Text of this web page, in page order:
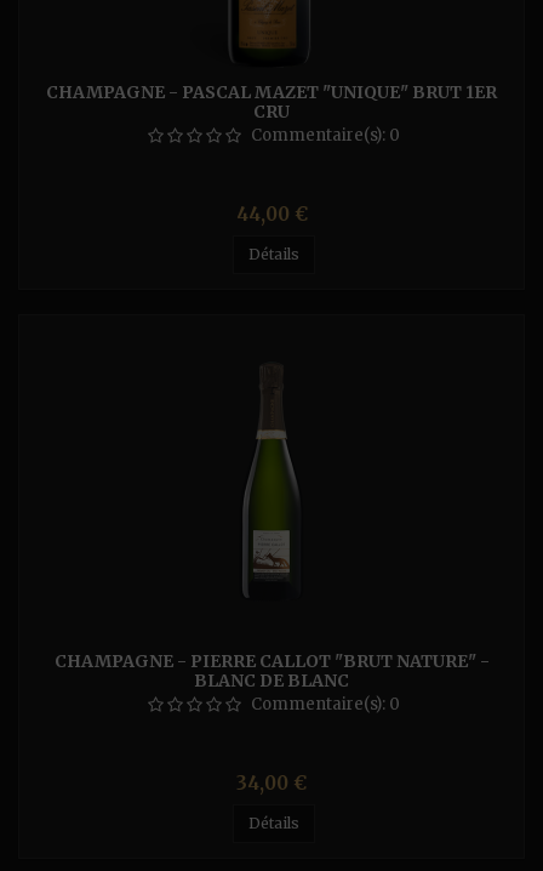
CHAMPAGNE - PASCAL MAZET "UNIQUE" BRUT 1ER
CRU
Commentaire(s): 0
Prix
44,00 €
Détails
CHAMPAGNE - PIERRE CALLOT "BRUT NATURE" -
BLANC DE BLANC
Commentaire(s): 0
Prix
34,00 €
Détails